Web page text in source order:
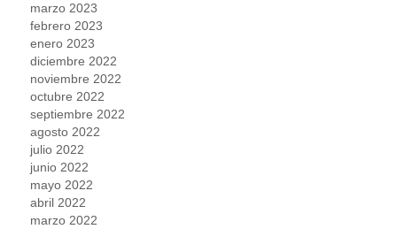
marzo 2023
febrero 2023
enero 2023
diciembre 2022
noviembre 2022
octubre 2022
septiembre 2022
agosto 2022
julio 2022
junio 2022
mayo 2022
abril 2022
marzo 2022